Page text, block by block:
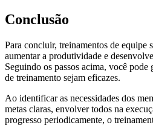
Conclusão
Para concluir, treinamentos de equipe
aumentar a produtividade e
Seguindo os passos acima, você pode
de treinamento sejam eficazes.
Ao identificar as necessidades dos
metas claras, envolver todos na
progresso periodicamente, o